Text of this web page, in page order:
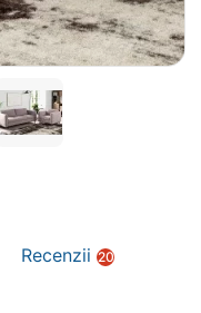
Recenzii 20